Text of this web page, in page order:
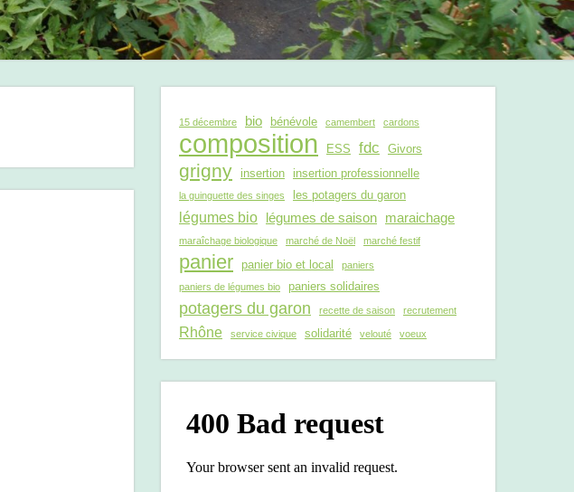
15 décembre bio bénévole camembert cardons
composition ESS fdc Givors
grigny insertion insertion professionnelle
la guinguette des singes les potagers du garon
légumes bio légumes de saison maraichage
maraîchage biologique marché de Noël marché festif
panier panier bio et local
paniers
paniers de légumes bio
paniers solidaires
potagers du garon recette de saison recrutement
Rhône service civique solidarité velouté voeux